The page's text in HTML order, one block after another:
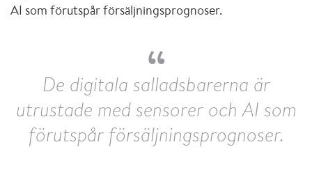
AI som förutspår försäljningsprognoser.
De digitala salladsbarerna är
utrustade med sensorer och AI som
förutspår försäljningsprognoser.